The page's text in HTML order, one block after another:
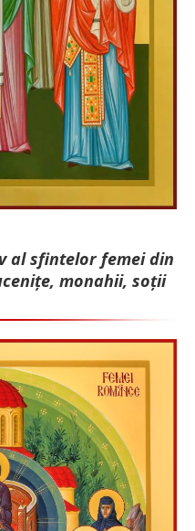
al sfintelor femei din
monahii, soții